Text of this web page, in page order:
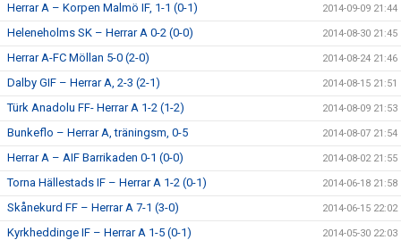
Herrar A – Korpen Malmö IF, 1-1 (0-1) 2014-09-09 21:44
Heleneholms SK – Herrar A 0-2 (0-0) 2014-08-30 21:45
Herrar A-FC Möllan 5-0 (2-0) 2014-08-24 21:46
Dalby GIF – Herrar A, 2-3 (2-1) 2014-08-15 21:51
Türk Anadolu FF- Herrar A 1-2 (1-2) 2014-08-09 21:53
Bunkeflo – Herrar A, träningsm, 0-5 2014-08-07 21:54
Herrar A – AIF Barrikaden 0-1 (0-0) 2014-08-02 21:55
Torna Hällestads IF – Herrar A 1-2 (0-1) 2014-06-18 21:58
Skånekurd FF – Herrar A 7-1 (3-0) 2014-06-15 22:02
Kyrkheddinge IF – Herrar A 1-5 (0-1) 2014-05-30 22:03